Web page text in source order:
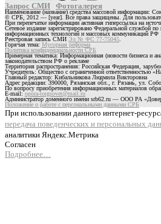
Запрос СМИ Фотогалерея
Наименование (название) средства массовой информации:
© СРБ, 2012 — [year]. Все права защищены. Для
При перепечатке информации активная гиперссылка на
Сетевое издание зарегистрировано Федеральной службой по
информационных технологий и массовых коммуникаций РФ
Реестровая запись СМИ Эл № ФС 77-75045
Горячая тема: Мусорная реформа
Политика конфиденциальности СРБ
Примерная тематика: Информационная (новости бизнеса и
законодательством РФ о рекламе
Территория распространения: Российская Федерация,
Учредитель: Общество с ограниченной ответственностью
Главный редактор: Кибальникова Людмила Викторовна
Адрес редакции: 390000, Рязанская обл., г. Рязань, ул.
По вопросу приобретения информационных материалов
E-mail:opora-torgsovet@mail.ru
Администратор доменного имени srb62.ru — ООО РА
Положение о работе с персональными данными СРБ
При использовании данного интернет-
передача поведенческих и персональных
аналитики Яндекс.Метрика
Согласен
Подробнее…